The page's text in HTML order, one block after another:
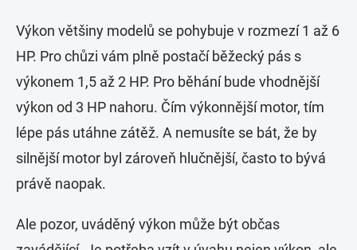
Výkon většiny modelů se pohybuje v rozmezí 1 až 6
HP. Pro chůzi vám plně postačí běžecký pás s
výkonem 1,5 až 2 HP. Pro běhání bude vhodnější
výkon od 3 HP nahoru. Čím výkonnější motor, tím
lépe pás utáhne zátěž. A nemusíte se bát, že by
silnější motor byl zároveň hlučnější, často to bývá
právě naopak.
Ale pozor, uváděný výkon může být občas